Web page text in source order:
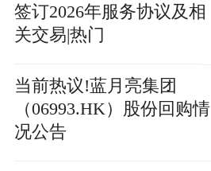
签订2026年服务协议及相
关交易|热门
当前热议!蓝月亮集团
（06993.HK）股份回购情
况公告